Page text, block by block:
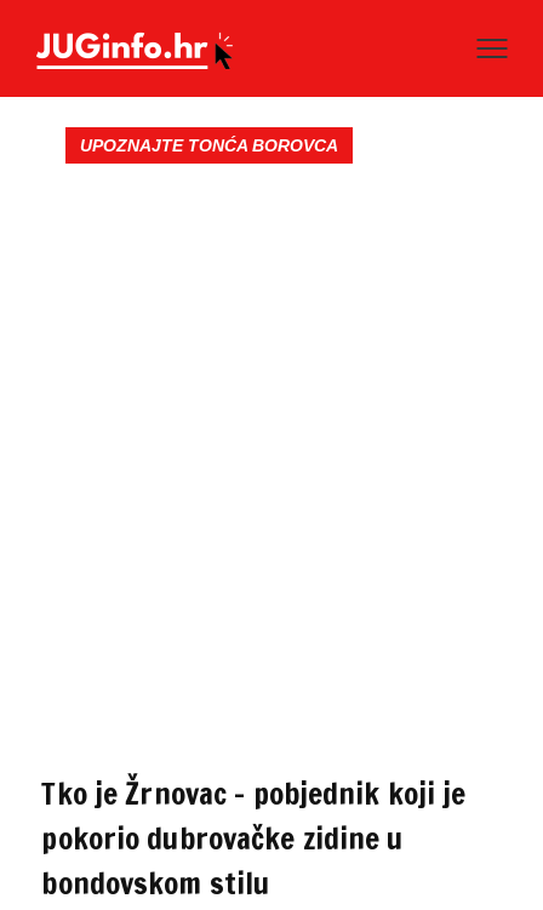
UPOZNAJTE TONĆA BOROVCA
Tko je Žrnovac – pobjednik koji je
pokorio dubrovačke zidine u
bondovskom stilu